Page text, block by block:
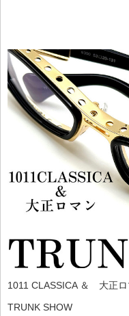
1011 CLASSICA ＆ 大正
TRUNK SHOW